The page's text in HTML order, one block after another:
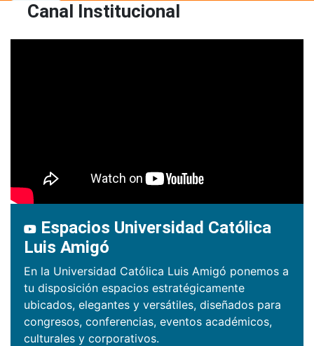
Canal Institucional
Espacios Universidad Católica
Luis Amigó
En la Universidad Católica Luis Amigó ponemos a
tu disposición espacios estratégicamente
ubicados, elegantes y versátiles, diseñados para
congresos, conferencias, eventos académicos,
culturales y corporativos.